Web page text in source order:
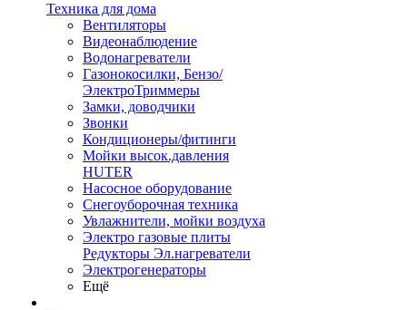
Техника для дома
Вентиляторы
Видеонаблюдение
Водонагреватели
Газонокосилки, Бензо/
ЭлектроТриммеры
Замки, доводчики
Звонки
Кондиционеры/фитинги
Мойки высок.давления
HUTER
Насосное оборудование
Снегоуборочная техника
Увлажнители, мойки воздуха
Электро газовые плиты
Редукторы Эл.нагреватели
Электрогенераторы
Ещё